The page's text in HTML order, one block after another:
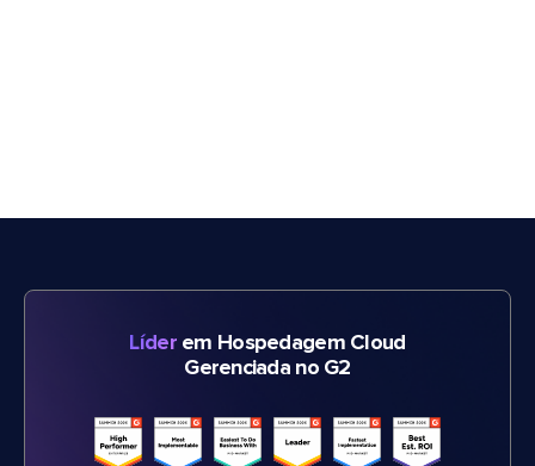
Líderem Hospedagem Cloud
Gerenciada no G2